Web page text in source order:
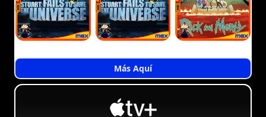
Más Aquí